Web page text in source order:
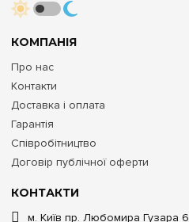
КОНТАКТИ
м. Київ пр. Любомира Гузара 6
КОМПАНІЯ
Про нас
Контакти
Доставка і оплата
Гарантія
Співробітництво
Договір публічної оферти